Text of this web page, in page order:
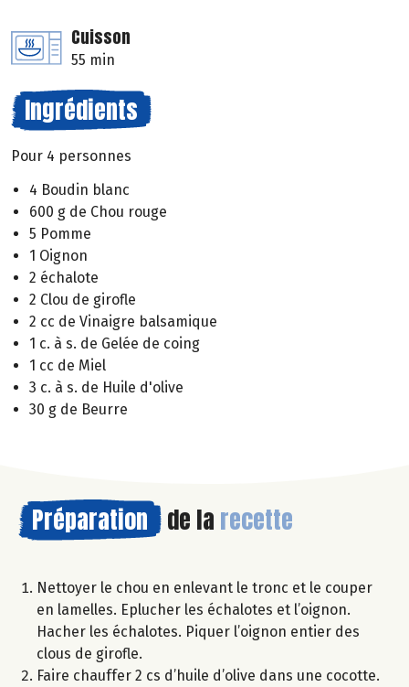
Cuisson
55 min
Ingrédients
Pour 4 personnes
4 Boudin blanc
600 g de Chou rouge
5 Pomme
1 Oignon
2 échalote
2 Clou de girofle
2 cc de Vinaigre balsamique
1 c. à s. de Gelée de coing
1 cc de Miel
3 c. à s. de Huile d'olive
30 g de Beurre
Préparation de la recette
Nettoyer le chou en enlevant le tronc et le couper
en lamelles. Eplucher les échalotes et l’oignon.
Hacher les échalotes. Piquer l’oignon entier des
clous de girofle.
Faire chauffer 2 cs d’huile d’olive dans une cocotte.